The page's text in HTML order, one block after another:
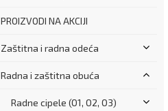
PROIZVODI NA AKCIJI
Zaštitna i radna odeća
Radna i zaštitna obuća
Radne cipele (O1, O2, O3)